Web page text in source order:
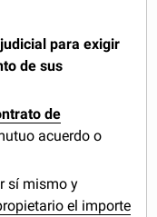
para exigir
de sus
de
acuerdo o
sí mismo y
el importe